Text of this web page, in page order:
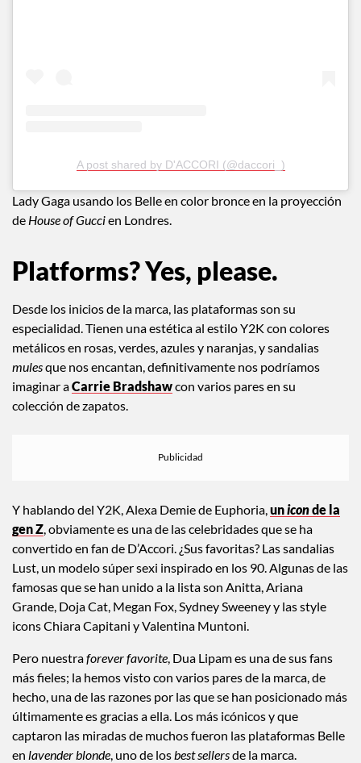
A post shared by D'ACCORI (@daccori_)
Lady Gaga usando los Belle en color bronce en la proyección
de House of Guccien Londres.
Platforms? Yes, please.
Desde los inicios de la marca, las plataformas son su
especialidad. Tienen una estética al estilo Y2K con colores
metálicos en rosas, verdes, azules y naranjas, y sandalias
mulesque nos encantan, definitivamente nos podríamos
imaginar aCarrie Bradshawcon varios pares en su
colección de zapatos.
Y hablando del Y2K, Alexa Demie de Euphoria, uniconde la
gen Z , obviamente es una de las celebridades que se ha
convertido en fan de D’Accori. ¿Sus favoritas? Las sandalias
Lust, un modelo súper sexi inspirado en los 90. Algunas de las
famosas que se han unido a la lista son Anitta, Ariana
Grande, Doja Cat, Megan Fox, Sydney Sweeney y las style
icons Chiara Capitani y Valentina Muntoni.
Pero nuestraforever favorite , Dua Lipam es una de sus fans
más fieles; la hemos visto con varios pares de la marca, de
hecho, una de las razones por las que se han posicionado más
últimamente es gracias a ella. Los más icónicos y que
captaron las miradas de muchos fueron las plataformas Belle
en lavender blonde , uno de los best sellersde la marca.